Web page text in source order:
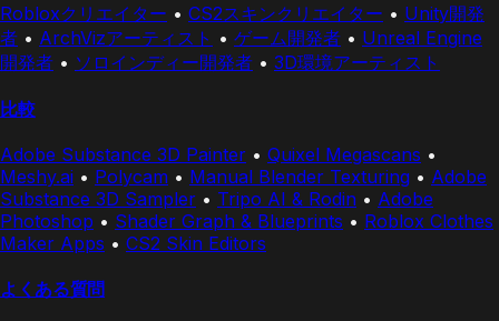
Robloxクリエイター • CS2スキンクリエイター • Unity開発
者 • ArchVizアーティスト • ゲーム開発者 • Unreal Engine
開発者 • ソロインディー開発者 • 3D環境アーティスト
比較
Adobe Substance 3D Painter • Quixel Megascans •
Meshy.ai • Polycam • Manual Blender Texturing • Adobe
Substance 3D Sampler • Tripo AI & Rodin • Adobe
Photoshop • Shader Graph & Blueprints • Roblox Clothes
Maker Apps • CS2 Skin Editors
よくある質問